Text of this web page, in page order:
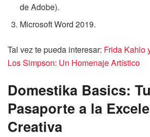
de Adobe).
Microsoft Word 2019.
Tal vez te pueda interesar: Frida Kahlo
Los Simpson: Un Homenaje Artístico
Domestika Basics: Tu
Pasaporte a la
Creativa